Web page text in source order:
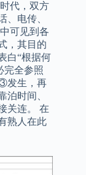
代，双方
、电传、
可见到各
，其目的
白“根据何
完全参照
发生，再
泊时间、
关连。 在
熟人在此